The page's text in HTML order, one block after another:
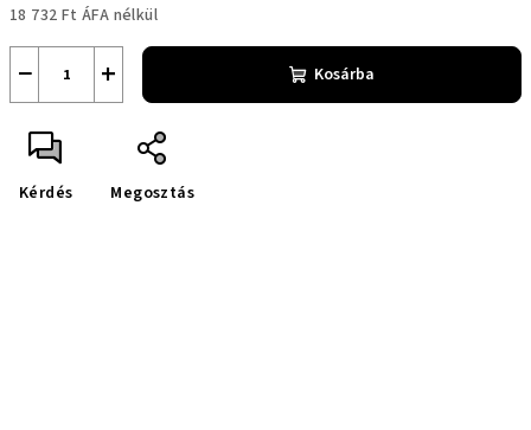
18 732 Ft ÁFA nélkül
+
− Kosárba
Kérdés Megosztás